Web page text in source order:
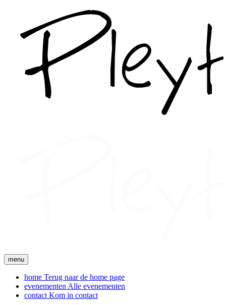
menu
home Terug naar de home page
evenementen Alle evenementen
contact Kom in contact